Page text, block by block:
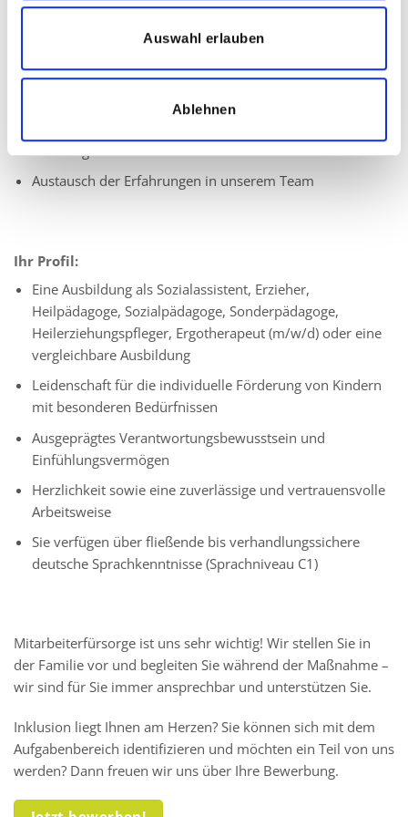
Auswahl erlauben
Ablehnen
körperlichen-motorischen oder emotionalen und sozialen
Entwicklungsbeeinträchtigungen im Kita- oder Schulalltag
Individuelle und bedarfsgerechte Unterstützung und
Erfassung der Lernerfolge des Kindes
Beratung der Eltern
Austausch der Erfahrungen in unserem Team
Ihr Profil:
Eine Ausbildung als Sozialassistent, Erzieher,
Heilpädagoge, Sozialpädagoge, Sonderpädagoge,
Heilerziehungspfleger, Ergotherapeut (m/w/d) oder eine
vergleichbare Ausbildung
Leidenschaft für die individuelle Förderung von Kindern
mit besonderen Bedürfnissen
Ausgeprägtes Verantwortungsbewusstsein und
Einfühlungsvermögen
Herzlichkeit sowie eine zuverlässige und vertrauensvolle
Arbeitsweise
Sie verfügen über fließende bis verhandlungssichere
deutsche Sprachkenntnisse (Sprachniveau C1)
Mitarbeiterfürsorge ist uns sehr wichtig! Wir stellen Sie in
der Familie vor und begleiten Sie während der Maßnahme –
wir sind für Sie immer ansprechbar und unterstützen Sie.
Inklusion liegt Ihnen am Herzen? Sie können sich mit dem
Aufgabenbereich identifizieren und möchten ein Teil von uns
werden? Dann freuen wir uns über Ihre Bewerbung.